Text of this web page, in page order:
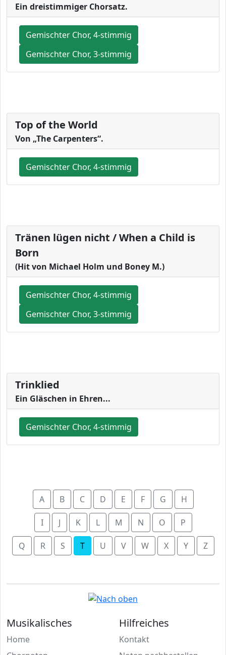
Ein dreistimmiger Chorsatz.
Gemischter Chor, 4-stimmig
Gemischter Chor, 3-stimmig
Top of the World
Von „The Carpenters“.
Gemischter Chor, 4-stimmig
Tränen lügen nicht / When a Child is
Born
(Hit von Michael Holm und Boney M.)
Gemischter Chor, 4-stimmig
Gemischter Chor, 3-stimmig
Trinklied
Ein Gläschen in Ehren...
Gemischter Chor, 4-stimmig
A B C D E F G H
I J K L M N O P
Q R S T U V W X Y Z
Musikalisches
Home
Hilfreiches
Kontakt